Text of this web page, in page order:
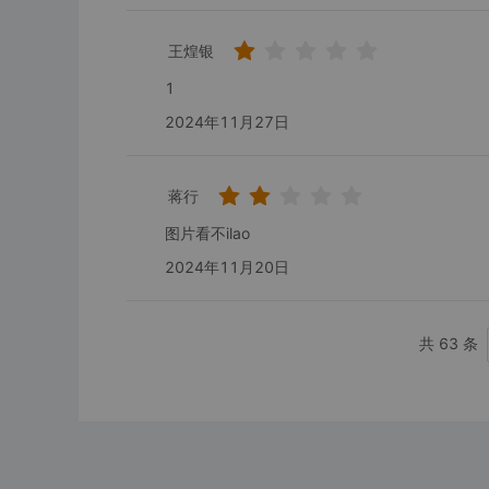
王煌银
1
2024年11月27日
蒋行
图片看不ilao
2024年11月20日
共 63 条